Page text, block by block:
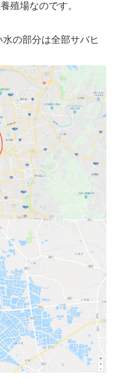
殖場なのです。
の部分は全部サバヒ